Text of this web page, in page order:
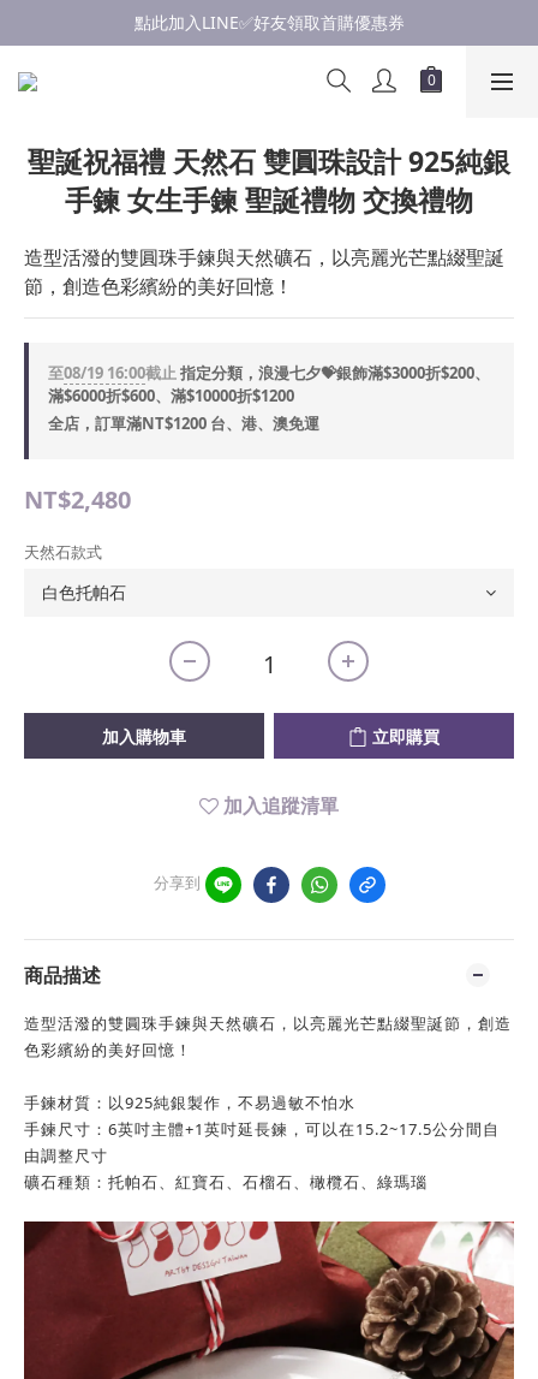
點此加入LINE✅好友領取首購優惠券
點此加入LINE✅好友領取首購優惠券
浪漫慶七夕💝銀飾滿$3000享優惠💝至8/19
聖誕祝福禮 天然石 雙圓珠設計 925純銀
手鍊 女生手鍊 聖誕禮物 交換禮物
造型活潑的雙圓珠手鍊與天然礦石，以亮麗光芒點綴聖誕
節，創造色彩繽紛的美好回憶！
至08/19 16:00截止指定分類，浪漫七夕💝銀飾滿$3000折$200、
滿$6000折$600、滿$10000折$1200
全店，訂單滿NT$1200 台、港、澳免運
NT$2,480
天然石款式
加入購物車 立即購買
加入追蹤清單
分享到
商品描述
造型活潑的雙圓珠手鍊與天然礦石，以亮麗光芒點綴聖誕節，創造
色彩繽紛的美好回憶！
手鍊材質：以925純銀製作，不易過敏不怕水
手鍊尺寸：6英吋主體+1英吋延長鍊，可以在15.2~17.5公分間自
由調整尺寸
礦石種類：托帕石、紅寶石、石榴石、橄欖石、綠瑪瑙